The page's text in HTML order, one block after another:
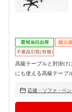
高級テーブルと肘掛け
にも使える高級テーブ
応接・ソファ・ベ